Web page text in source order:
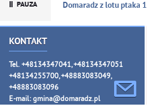
Domaradz z lotu ptaka 1
KONTAKT
Tel. +48134347041, +48134347051
+48134255700, +48883083049,
+48883083096
E-mail: gmina@domaradz.pl